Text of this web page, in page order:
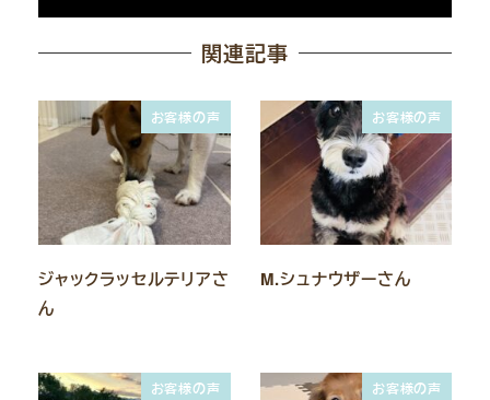
関連記事
お客様の声
ジャックラッセルテリアさ
ん
お客様の声
M.シュナウザーさん
お客様の声 お客様の声